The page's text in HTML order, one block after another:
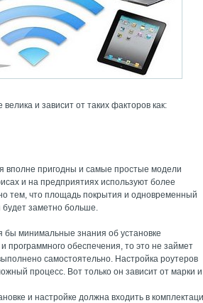
и зависит от таких факторов как:
вполне пригодны и самые простые модели
и на предприятиях используют более
тем, что площадь покрытия и одновременный
будет заметно больше.
бы минимальные знания об установке
программного обеспечения, то это не займет
самостоятельно. Настройка роутеров
процесс. Вот только он зависит от марки и
и настройке должна входить в